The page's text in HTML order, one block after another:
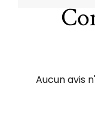
Aucun avis